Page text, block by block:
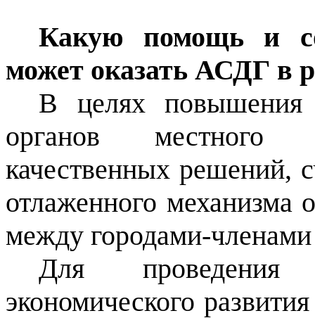
Какую помощь и
может оказать АСДГ в
В целях повышения
органов местного
качественных решений,
отлаженного
между городами-
Для проведения
экономического